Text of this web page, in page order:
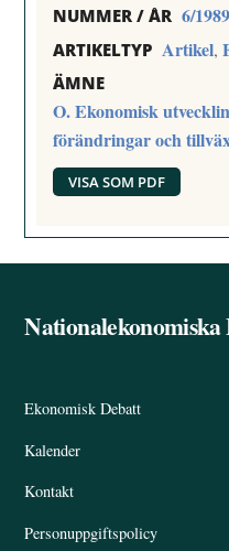
NUMMER / ÅR 6/
ARTIKELTYP Artikel,
ÄMNE
O. Ekonomisk
förändringar och
VISA SOM PDF
Nationalekonomiska
Ekonomisk Debatt
Kalender
Kontakt
Personuppgiftspolicy